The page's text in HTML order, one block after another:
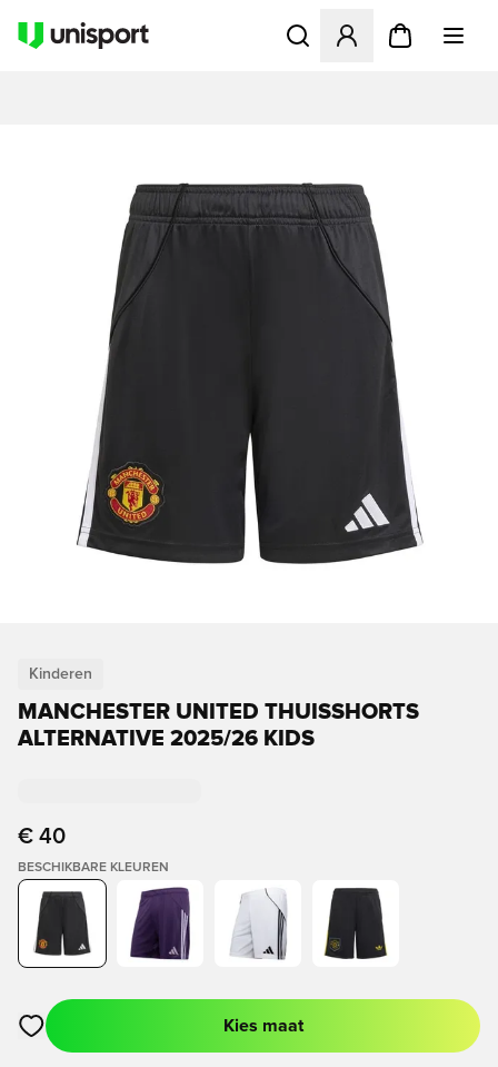
Opent een venster om in
Kinderen
MANCHESTER UNITED THUISSHORTS
ALTERNATIVE 2025/26 KIDS
€ 40
BESCHIKBARE KLEUREN
Opent een venster om in te loggen of je aan te melden als lid
Kies maat